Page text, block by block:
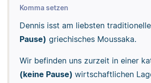
Komma setzen
Dennis isst am liebsten
Pause) griechisches Moussaka.
Wir befinden uns zurzeit in einer
(keine Pause) wirtschaftlichen